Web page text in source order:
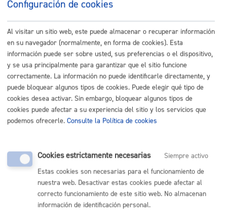
Ejerzo mis derechos-Participo
Fallece una persona de la familia
Llego, vivo en Donostia
Me preocupa mi Salud-Medio ambiente
Configuración de cookies
Al visitar un sitio web, este puede almacenar o recuperar información
en su navegador (normalmente, en forma de cookies). Esta
información puede ser sobre usted, sus preferencias o el dispositivo,
y se usa principalmente para garantizar que el sitio funcione
correctamente. La información no puede identificarle directamente, y
puede bloquear algunos tipos de cookies. Puede elegir qué tipo de
cookies desea activar. Sin embargo, bloquear algunos tipos de
cookies puede afectar a su experiencia del sitio y los servicios que
podemos ofrecerle. Consulte la Política de cookies
Cookies estrictamente necesarias
Siempre activo
Estas cookies son necesarias para el funcionamiento de
nuestra web. Desactivar estas cookies puede afectar al
correcto funcionamiento de este sitio web. No almacenan
información de identificación personal.